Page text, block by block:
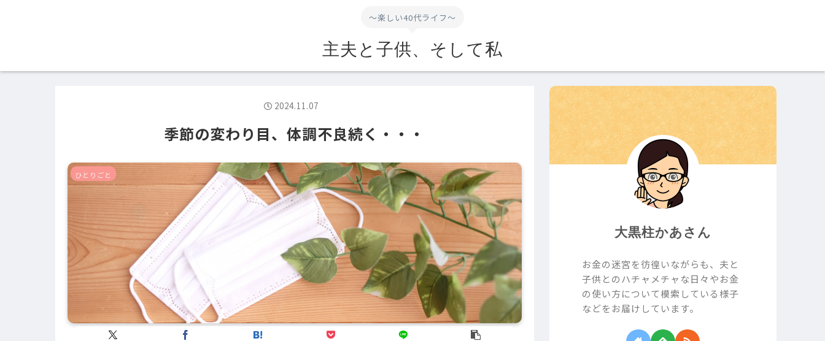
～楽しい40代ライフ～
主夫と子供、そして私
季節の変わり目、体調不良続く・・・
ひとりごと
2024.11.07
大黒柱かあさん
お金の迷宮を彷徨いながらも、夫と
子供とのハチャメチャな日々やお金
の使い方について模索している様子
などをお届けしています。